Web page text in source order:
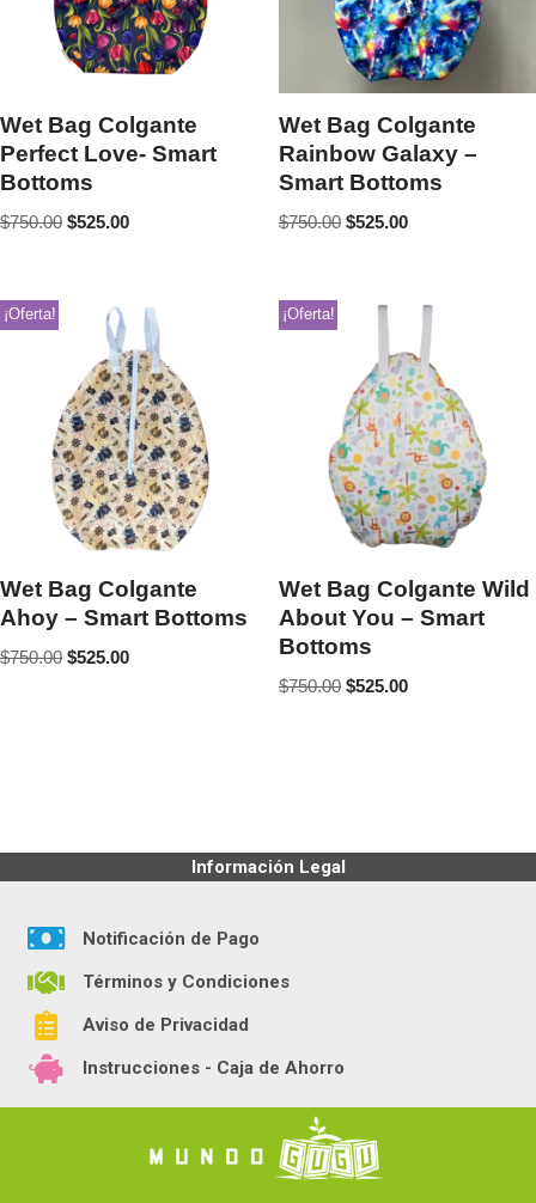
Wet Bag Colgante
Perfect Love- Smart
Bottoms
$750.00 $525.00
Wet Bag Colgante
Rainbow Galaxy –
Smart Bottoms
$750.00 $525.00
¡Oferta!
Wet Bag Colgante
Ahoy – Smart Bottoms
$750.00 $525.00
¡Oferta!
Wet Bag Colgante Wild
About You – Smart
Bottoms
$750.00 $525.00
Información Legal
Notificación de Pago
Términos y Condiciones
Aviso de Privacidad
Instrucciones - Caja de Ahorro